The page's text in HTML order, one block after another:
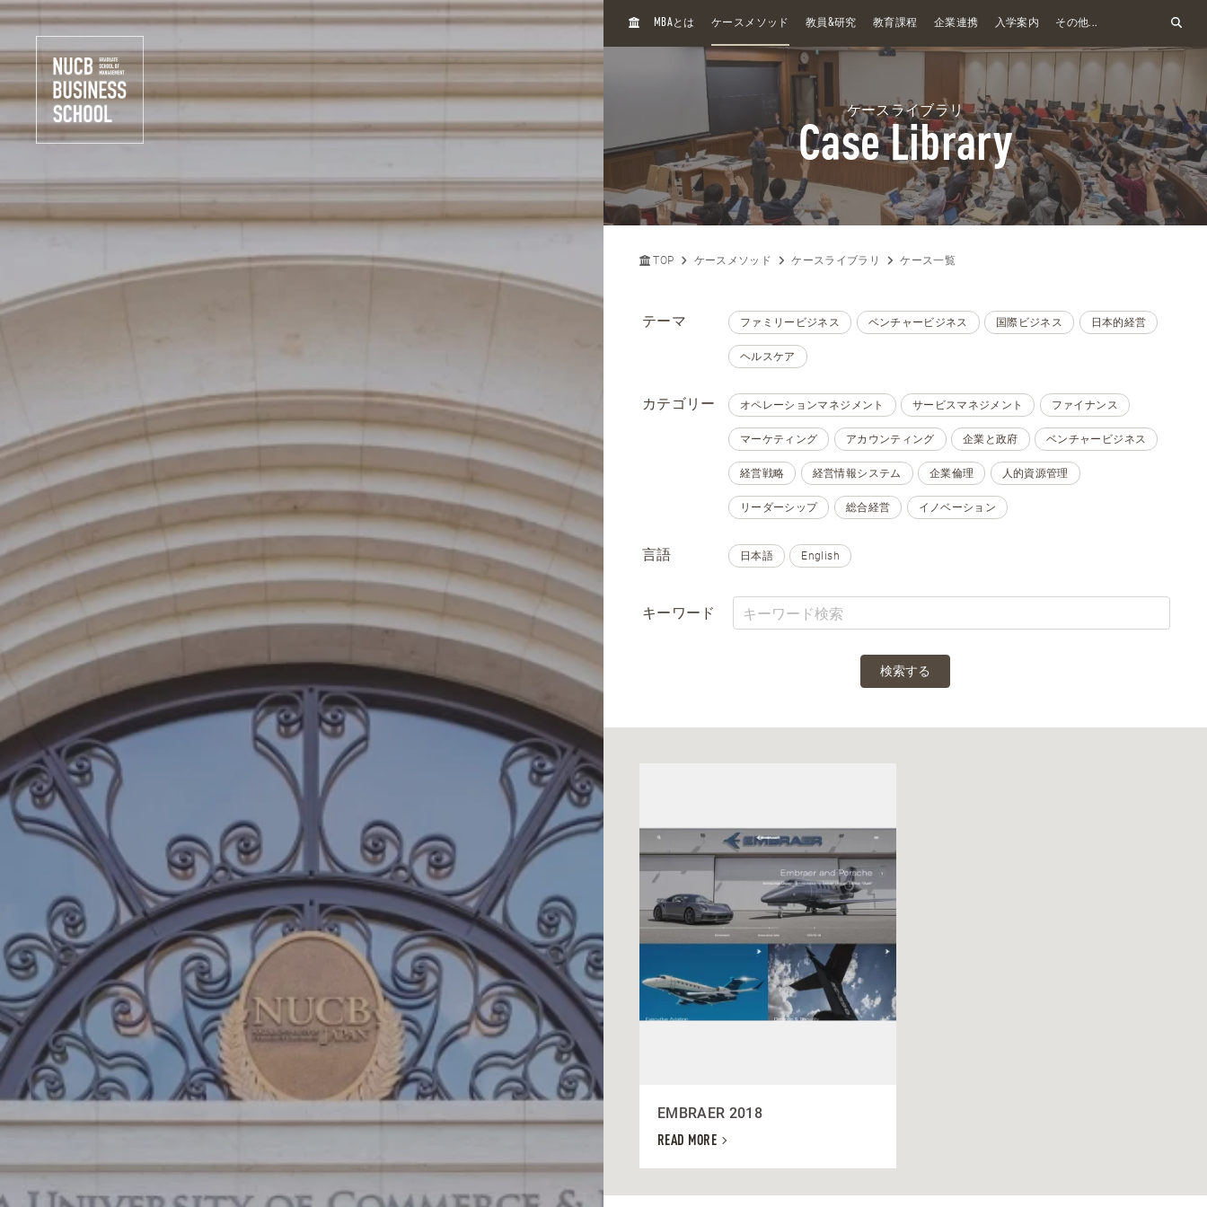
H
MBAとは ケースメソッド 教員&研究 教育課程 企業連携 入学案内 その他...
ケースライブラリ
Case Library
TOP ケースメソッド ケースライブラリ ケース一覧
テーマ ファミリービジネス ベンチャービジネス 国際ビジネス 日本的経営
ヘルスケア
カテゴリー オペレーションマネジメント サービスマネジメント ファイナンス
マーケティング アカウンティング 企業と政府 ベンチャービジネス
経営戦略 経営情報システム 企業倫理 人的資源管理
リーダーシップ 総合経営 イノベーション
言語 日本語 English
キーワード
検索する
EMBRAER 2018
READ MORE